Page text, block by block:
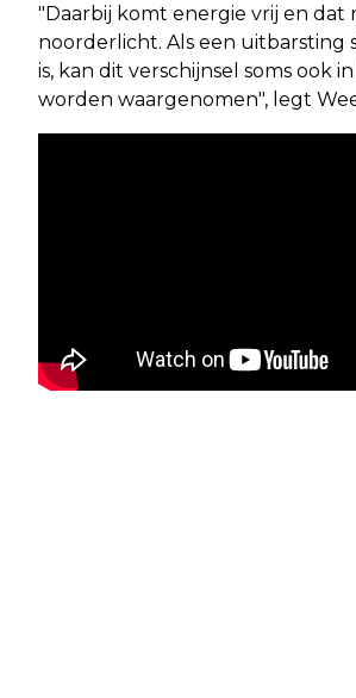
"Daarbij komt energie vrij en dat
noorderlicht. Als een uitbarsting
is, kan dit verschijnsel soms ook
worden waargenomen", legt